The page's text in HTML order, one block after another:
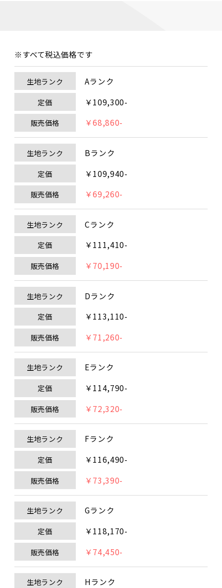
※すべて税込価格です
生地ランク Aランク
定価 ￥109,300-
販売価格 ￥68,860-
生地ランク Bランク
定価 ￥109,940-
販売価格 ￥69,260-
生地ランク Cランク
定価 ￥111,410-
販売価格 ￥70,190-
生地ランク Dランク
定価 ￥113,110-
販売価格 ￥71,260-
生地ランク Eランク
定価 ￥114,790-
販売価格 ￥72,320-
生地ランク Fランク
定価 ￥116,490-
販売価格 ￥73,390-
生地ランク Gランク
定価 ￥118,170-
販売価格 ￥74,450-
生地ランク Hランク